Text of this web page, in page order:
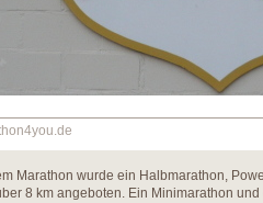
Marathon wurde ein Halbmarathon,
8 km angeboten. Ein Minimarathon